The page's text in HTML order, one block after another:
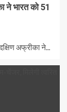
ने भारत को 51
अफ्रीका ने...